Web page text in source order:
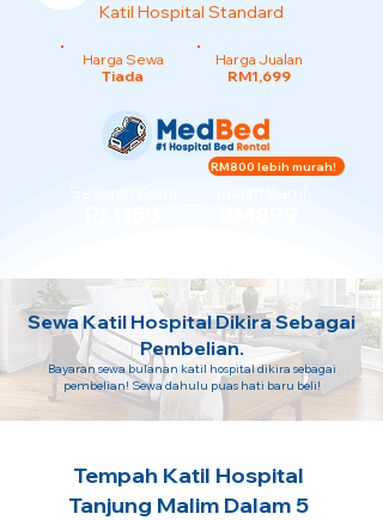
Katil Hospital Standard
Harga Sewa
Tiada
Harga Jualan
RM1,699
RM800 lebih murah!
Sewa Katil Hospital Dikira Sebagai
Pembelian.
Bayaran sewa bulanan katil hospital dikira sebagai
pembelian! Sewa dahulu puas hati baru beli!
Tempah Katil Hospital
Tanjung Malim Dalam 5